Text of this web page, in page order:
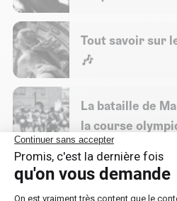
Tout savoir sur
🎶
La bataille de
la course
La bataille de
de la seconde